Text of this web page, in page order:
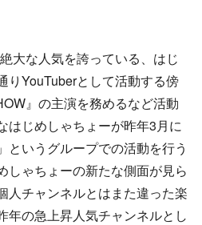
大な人気を誇っている、はじ
りYouTuberとして活動する傍
』の主演を務めるなど活動
はじめしゃちょーが昨年3月に
というグループでの活動を行う
しゃちょーの新たな側面が見ら
人チャンネルとはまた違った楽
年の急上昇人気チャンネルとし